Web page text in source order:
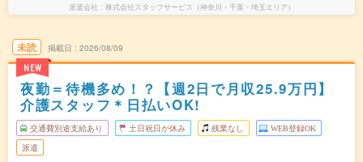
派遣会社 株式会社スタッフサービス（神奈川・千葉・埼玉エリア）
未読
NEW
掲載日 2026/08/09
夜勤＝待機多め！？【週2日で月収25.9万円】
介護スタッフ＊日払いOK!
交通費別途支給あり 土日祝日が休み 残業なし WEB登録OK
派遣